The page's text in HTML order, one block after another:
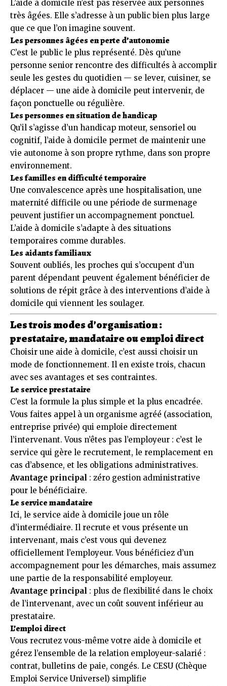
L’aide à domicile n’est pas réservée aux personnes
très âgées. Elle s’adresse à un public bien plus large
que ce que l’on imagine souvent.
Les personnes âgées en perte d’autonomie
C’est le public le plus représenté. Dès qu’une
personne senior rencontre des difficultés à accomplir
seule les gestes du quotidien — se lever, cuisiner, se
déplacer — une aide à domicile peut intervenir, de
façon ponctuelle ou régulière.
Les personnes en situation de handicap
Qu’il s’agisse d’un handicap moteur, sensoriel ou
cognitif, l’aide à domicile permet de maintenir une
vie autonome à son propre rythme, dans son propre
environnement.
Les familles en difficulté temporaire
Une convalescence après une hospitalisation, une
maternité difficile ou une période de surmenage
peuvent justifier un accompagnement ponctuel.
L’aide à domicile s’adapte à des situations
temporaires comme durables.
Les aidants familiaux
Souvent oubliés, les proches qui s’occupent d’un
parent dépendant peuvent également bénéficier de
solutions de répit grâce à des interventions d’aide à
domicile qui viennent les soulager.
Les trois modes d’organisation :
prestataire, mandataire ou emploi direct
Choisir une aide à domicile, c’est aussi choisir un
mode de fonctionnement. Il en existe trois, chacun
avec ses avantages et ses contraintes.
Le service prestataire
C’est la formule la plus simple et la plus encadrée.
Vous faites appel à un organisme agréé (association,
entreprise privée) qui emploie directement
l’intervenant. Vous n’êtes pas l’employeur : c’est le
service qui gère le recrutement, le remplacement en
cas d’absence, et les obligations administratives.
Avantage principal : zéro gestion administrative
pour le bénéficiaire.
Le service mandataire
Ici, le service aide à domicile joue un rôle
d’intermédiaire. Il recrute et vous présente un
intervenant, mais c’est vous qui devenez
officiellement l’employeur. Vous bénéficiez d’un
accompagnement pour les démarches, mais assumez
une partie de la responsabilité employeur.
Avantage principal : plus de flexibilité dans le choix
de l’intervenant, avec un coût souvent inférieur au
prestataire.
L’emploi direct
Vous recrutez vous-même votre aide à domicile et
gérez l’ensemble de la relation employeur-salarié :
contrat, bulletins de paie, congés. Le CESU (Chèque
Emploi Service Universel) simplifie